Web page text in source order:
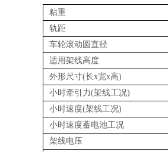
粘重
轨距
车轮滚动圆直径
适用架线高度
外形尺寸(长x宽x高)
小时牵引力(架线工况)
小时速度(架线工况)
小时速度蓄电池工况
架线电压